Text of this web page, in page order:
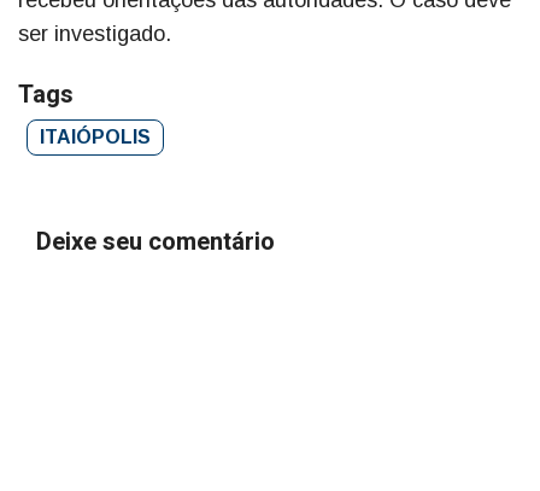
ser investigado.
Tags
ITAIÓPOLIS
Deixe seu comentário